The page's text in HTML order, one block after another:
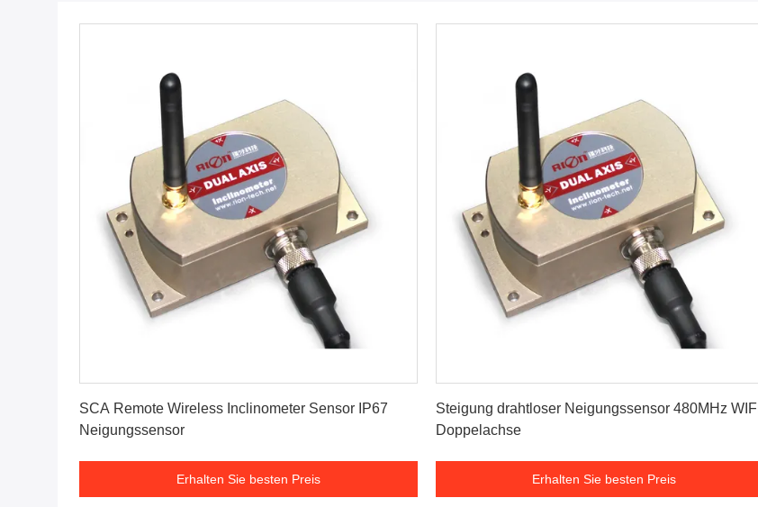
SCA Remote Wireless Inclinometer Sensor IP67
Neigungssensor
Erhalten Sie besten Preis
Steigung drahtloser Neigungssensor 480MHz WIFI
Doppelachse
Erhalten Sie besten Preis